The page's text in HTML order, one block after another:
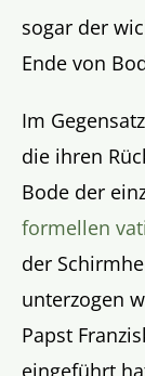
sogar der
Ende von
Im
die ihren
Bode der
formellen
der
unterzogen
Papst
eingeführt